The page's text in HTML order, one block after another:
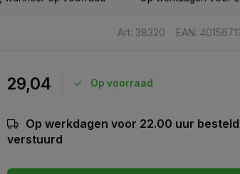
Art: 38320 EAN:
29,04 Op voorraad
Op werkdagen voor 22.00 uur
verstuurd